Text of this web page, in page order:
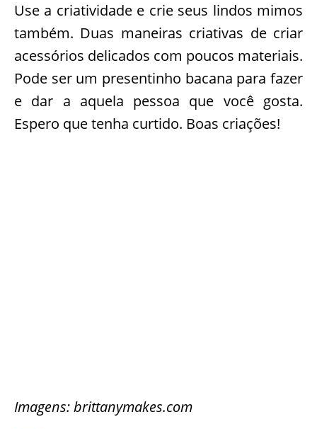
Use a criatividade e crie seus lindos mimos
também. Duas maneiras criativas de criar
acessórios delicados com poucos materiais.
Pode ser um presentinho bacana para fazer
e dar a aquela pessoa que você gosta.
Espero que tenha curtido. Boas criações!
Imagens: brittanymakes.com